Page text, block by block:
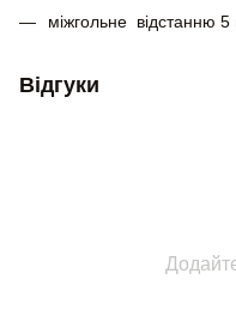
міжгольне відстанню
Відгуки